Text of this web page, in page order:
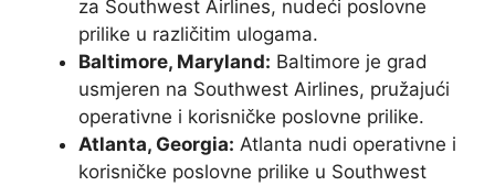
za Southwest Airlines, nudeći poslovne
prilike u različitim ulogama.
Baltimore, Maryland: Baltimore je grad
usmjeren na Southwest Airlines, pružajući
operativne i korisničke poslovne prilike.
Atlanta, Georgia: Atlanta nudi operativne i
korisničke poslovne prilike u Southwest